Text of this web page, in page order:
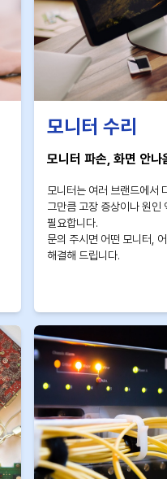
모니터 수리
모니터 파손, 화면 안나
모니터는 여러 브랜드에서
그만큼 고장 증상이나 원인
필요합니다.
문의 주시면 어떤 모니터,
해결해 드립니다.